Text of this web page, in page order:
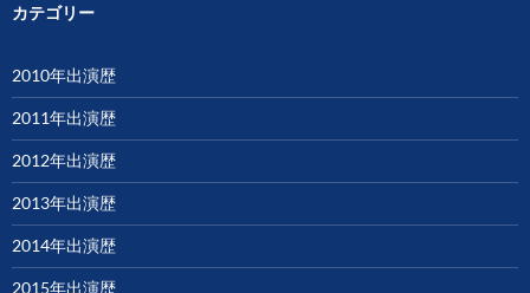
カテゴリー
2010年出演歴
2011年出演歴
2012年出演歴
2013年出演歴
2014年出演歴
2015年出演歴